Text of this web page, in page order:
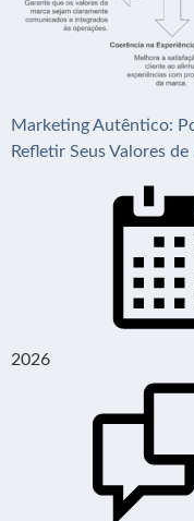
Marketing Autêntico:
Refletir Seus Valores
2026